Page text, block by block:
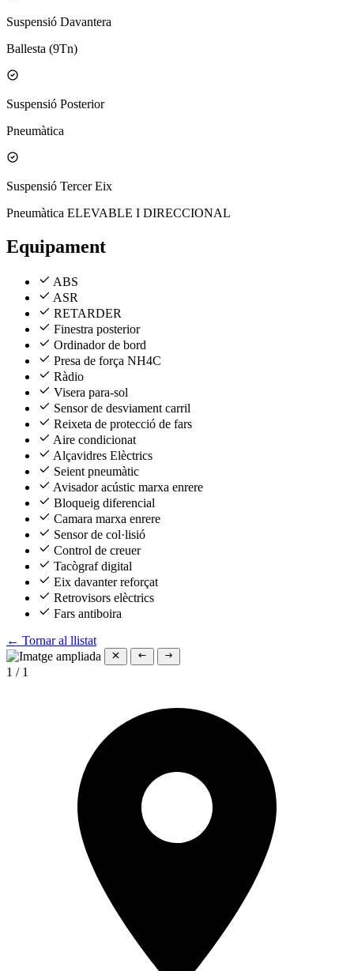
Suspensió Davantera
Ballesta (9Tn)
Suspensió Posterior
Pneumàtica
Suspensió Tercer Eix
Pneumàtica ELEVABLE I DIRECCIONAL
Equipament
ABS
ASR
RETARDER
Finestra posterior
Ordinador de bord
Presa de força NH4C
Ràdio
Visera para-sol
Sensor de desviament carril
Reixeta de protecció de fars
Aire condicionat
Alçavidres Elèctrics
Seient pneumàtic
Avisador acústic marxa enrere
Bloqueig diferencial
Camara marxa enrere
Sensor de col·lisió
Control de creuer
Tacògraf digital
Eix davanter reforçat
Retrovisors elèctrics
Fars antiboira
← Tornar al llistat
1 / 1